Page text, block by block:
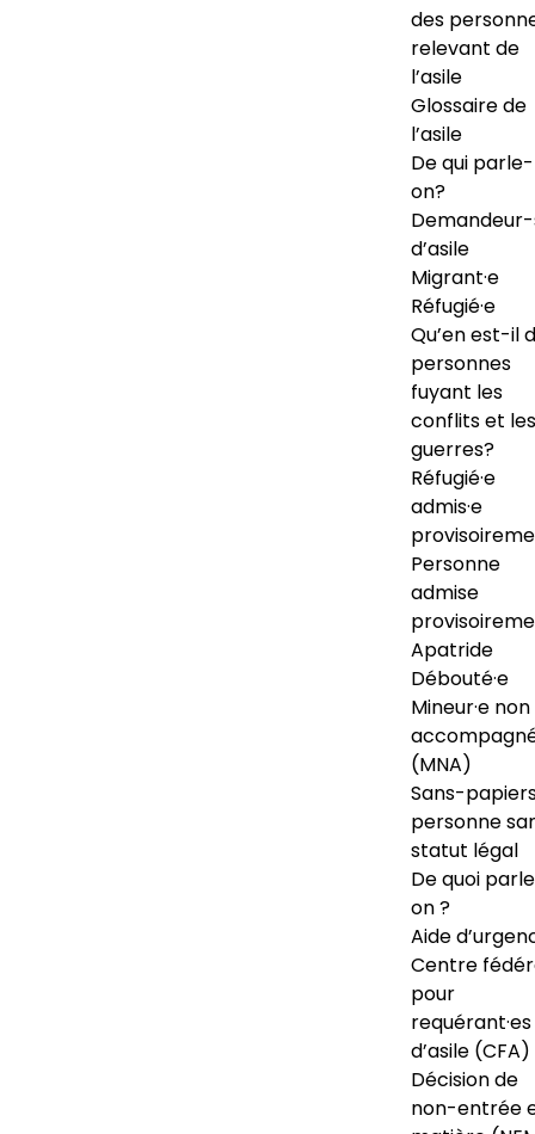
des
relevant de
l’asile
Glossaire de
l’asile
De qui
on?
d’asile
Migrant·e
Réfugié·e
Qu’en est-il
personnes
fuyant les
conflits et les
guerres?
Réfugié·e
admis·e
Personne
admise
Apatride
Débouté·e
Mineur·e non
(MNA)
Sans-
personne
statut légal
De quoi
on ?
Aide
Centre
pour
requérant·es
d’asile (CFA)
Décision de
non-entrée